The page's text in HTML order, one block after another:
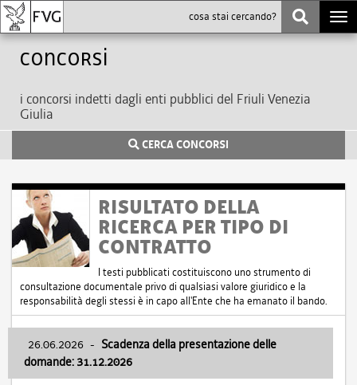
Concorsi
i concorsi indetti dagli enti pubblici del Friuli Venezia
Giulia
CERCA CONCORSI
RISULTATO DELLA
RICERCA PER TIPO DI
CONTRATTO
I testi pubblicati costituiscono uno strumento di
consultazione documentale privo di qualsiasi valore giuridico e la
responsabilità degli stessi è in capo all'Ente che ha emanato il bando.
26.06.2026 - Scadenza della presentazione delle
domande: 31.12.2026